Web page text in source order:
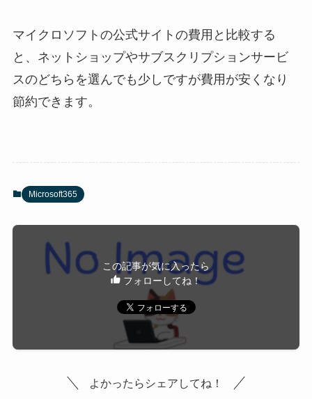
マイクロソフトの公式サイトの費用と比較する
と、ネットショップやサブスクリプションサービ
スのどちらを選んでも少しですが費用が安くなり
節約できます。
Microsoft365
この記事が気に入ったら
フォローしてね！
よかったらシェアしてね！